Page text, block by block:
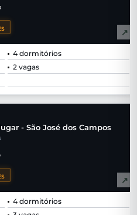
↗
4 dormitórios
2 vagas
- São José dos Campos
↗
4 dormitórios